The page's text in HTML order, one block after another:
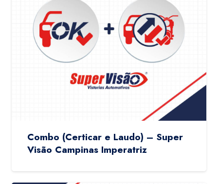
Combo (Certicar e Laudo) – Super
Visão Campinas Imperatriz